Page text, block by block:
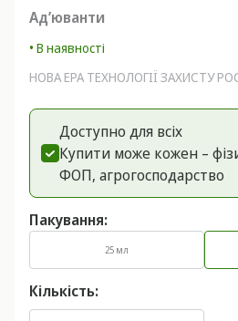
Ад’юванти
• В наявності
НОВА ЕРА ТЕХНОЛОГІЇ ЗАХИСТУ
Доступно для всіх
Купити може кожен –
ФОП, агрогоспoдарство
Пакування:
25 мл
Кількість: